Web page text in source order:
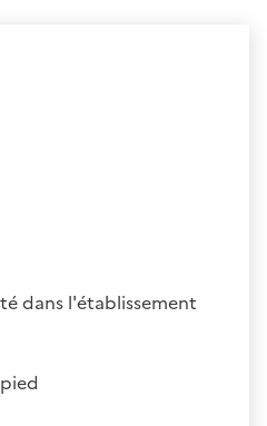
dans l'établissement